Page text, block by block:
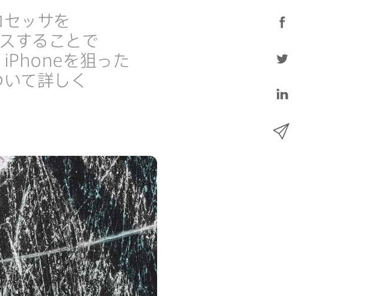
ッサを​
する​ことで​
iPhoneを​狙った​
て​詳しく​